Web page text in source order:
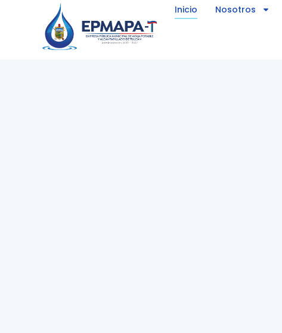
Inicio Nosotros